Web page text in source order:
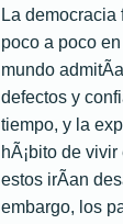
La democracia
poco a poco
mundo
defectos y
tiempo, y la
hÃ¡bito de
estos irÃ­an
embargo, los